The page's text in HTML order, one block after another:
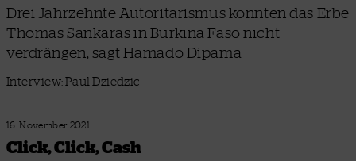
Drei Jahrzehnte Autoritarismus konnten das Erbe
Thomas Sankaras in Burkina Faso nicht
verdrängen, sagt Hamado Dipama
Interview: Paul Dziedzic
16. November 2021
Click, Click, Cash